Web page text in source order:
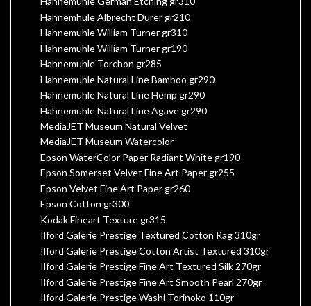
Hahnemhule Albrecht Durer gr210
Hahnemuhle William Turner gr310
Hahnemuhle William Turner gr190
Hahnemuhle Torchon gr285
Hahnemuhle Natural Line Bamboo gr290
Hahnemuhle Natural Line Hemp gr290
Hahnemuhle Natural Line Agave gr290
MediaJET Museum Natural Velvet
MediaJET Museum Watercolor
Epson WaterColor Paper Radiant White gr190
Epson Somerset Velvet Fine Art Paper gr255
Epson Velvet Fine Art Paper gr260
Epson Cotton gr300
Kodak Fineart Texture gr315
Ilford Galerie Prestige Textured Cotton Rag 310gr
Ilford Galerie Prestige Cotton Artist Textured 310gr
Ilford Galerie Prestige Fine Art Textured Silk 270gr
Ilford Galerie Prestige Fine Art Smooth Pearl 270gr
Ilford Galerie Prestige Washi Torinoko 110gr